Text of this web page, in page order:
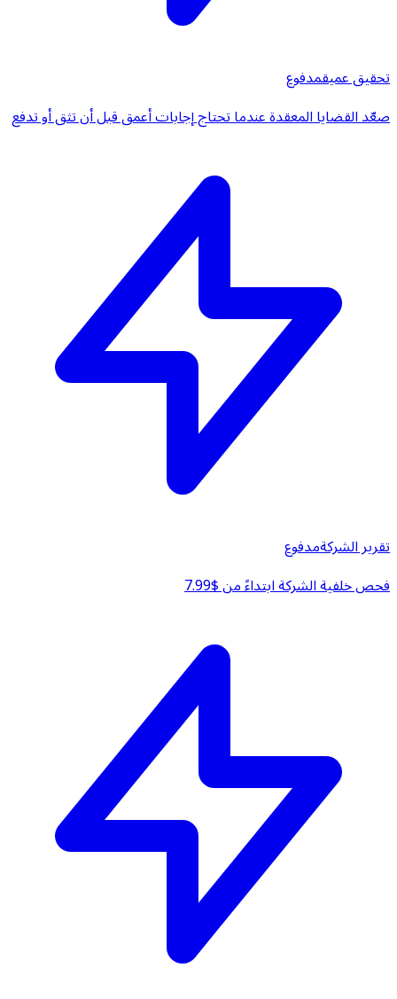
تحقيق عميقمدفوع
صعّد القضايا المعقدة عندما تحتاج إجابات أعمق قبل أن تثق أو تدفع
تقرير الشركةمدفوع
فحص خلفية الشركة ابتداءً من $7.99